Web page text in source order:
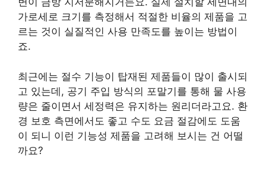
가로세로 크기를 측정해서 적절한 비율의 제품을 고
르는 것이 실질적인 사용 만족도를 높이는 방법이
죠.
최근에는 절수 기능이 탑재된 제품들이 많이 출시되
고 있는데, 공기 주입 방식의 포말기를 통해 물 사용
량은 줄이면서 세정력은 유지하는 원리더라고요. 환
경 보호 측면에서도 좋고 수도 요금 절감에도 도움
이 되니 이런 기능성 제품을 고려해 보시는 건 어떨
까요?